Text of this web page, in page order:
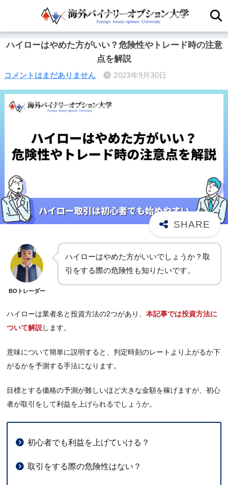
ハイローはやめた方がいい？危険性やトレード時の注意
点を解説
コメントはまだありません 2023年9月30日
BOトレーダー
ハイローはやめた方がいいでしょうか？取
引をする際の危険性も知りたいです。
ハイローは業者名と投資方法の2つがあり、 本記事では投資方法に
ついて解説します。
意味について簡単に説明すると、判定時刻のレートより上がるか下
がるかを予測する手法になります。
目標とする価格の予測が難しいほど大きな金額を稼げますが、初心
者が取引をして利益を上げられるでしょうか。
初心者でも利益を上げていける？
取引をする際の危険性はない？